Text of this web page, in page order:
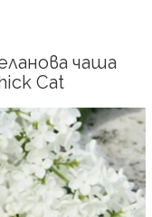
чаша
Cat